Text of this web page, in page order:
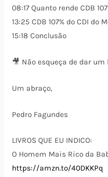
08:17 Quanto rende CDB
13:25 CDB 107% do CDI do
15:18 Conclusão
🎥 Não esqueça de dar
Um abraço,
Pedro Fagundes
LIVROS QUE EU INDICO:
O Homem Mais Rico da
https://amzn.to/40DKKPq